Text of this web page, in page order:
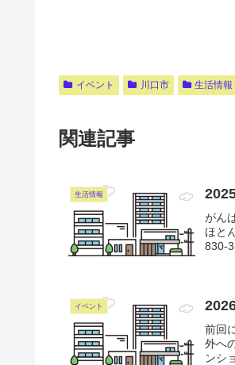
イベント 川口市 生活情報
関連記事
生活情報
がん
ほと
830-
イベント
前回
外へ
ンシ